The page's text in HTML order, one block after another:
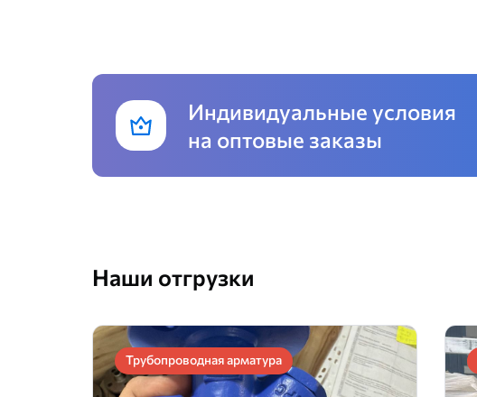
Индивидуальные условия
на оптовые заказы
Наши отгрузки
Трубопроводная арматура